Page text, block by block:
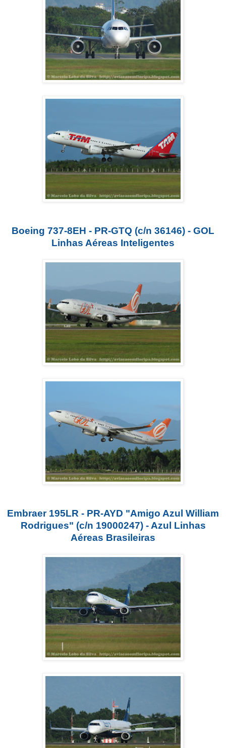
Boeing 737-8EH - PR-GTQ (c/n 36146) - GOL
Linhas Aéreas Inteligentes
Embraer 195LR - PR-AYD "Amigo Azul William
Rodrigues" (c/n 19000247) - Azul Linhas
Aéreas Brasileiras